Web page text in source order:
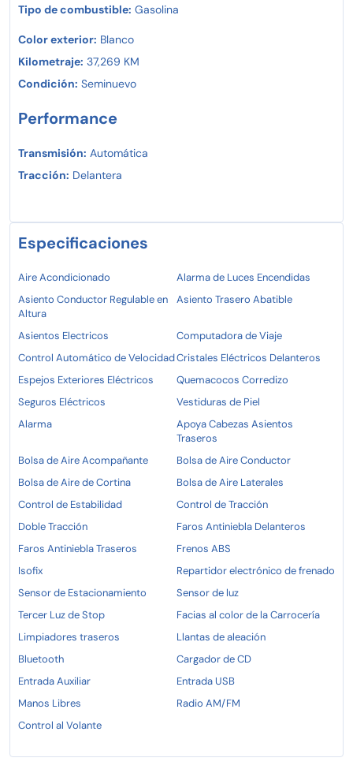
Tipo de combustible: Gasolina
Color exterior: Blanco
Kilometraje: 37,269 KM
Condición: Seminuevo
Performance
Transmisión: Automática
Tracción: Delantera
Especificaciones
Aire Acondicionado
Alarma de Luces Encendidas
Asiento Conductor Regulable en
Altura
Asiento Trasero Abatible
Asientos Electricos
Computadora de Viaje
Control Automático de VelocidadCristales Eléctricos Delanteros
Espejos Exteriores Eléctricos
Quemacocos Corredizo
Seguros Eléctricos
Vestiduras de Piel
Alarma
Apoya Cabezas Asientos
Traseros
Bolsa de Aire Acompañante
Bolsa de Aire Conductor
Bolsa de Aire de Cortina
Bolsa de Aire Laterales
Control de Estabilidad
Control de Tracción
Doble Tracción
Faros Antiniebla Delanteros
Faros Antiniebla Traseros
Frenos ABS
Isofix
Repartidor electrónico de frenado
Sensor de Estacionamiento
Sensor de luz
Tercer Luz de Stop
Facias al color de la Carrocería
Limpiadores traseros
Llantas de aleación
Bluetooth
Cargador de CD
Entrada Auxiliar
Entrada USB
Manos Libres
Radio AM/FM
Control al Volante